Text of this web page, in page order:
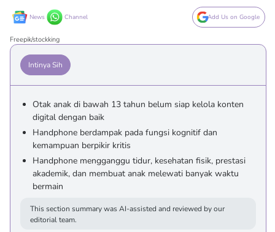
News Channel Add Us on Google
Freepik/stockking
Intinya Sih
Otak anak di bawah 13 tahun belum siap kelola konten
digital dengan baik
Handphone berdampak pada fungsi kognitif dan
kemampuan berpikir kritis
Handphone mengganggu tidur, kesehatan fisik, prestasi
akademik, dan membuat anak melewati banyak waktu
bermain
This section summary was AI-assisted and reviewed by our
editorial team.